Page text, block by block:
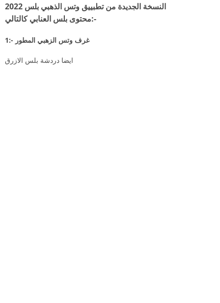
النسخة الجديدة من تطبييق وتس الذهبي بلس 2022
محتوى بلس العنابي كالتالي:-
1:- غرف وتس الزهبي المطور
ايضا دردشة بلس الازرق